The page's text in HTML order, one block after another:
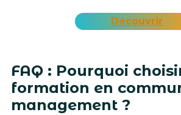
Découvrir
FAQ : Pourquoi
formation en
management ?